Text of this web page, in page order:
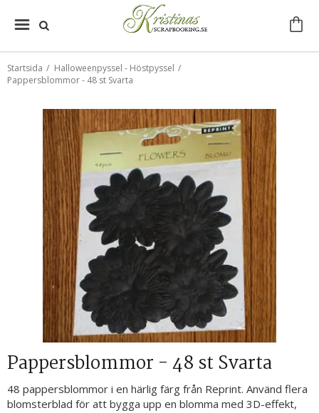
Startsida / Halloweenpyssel - Höstpyssel /
Pappersblommor - 48 st Svarta
Pappersblommor - 48 st Svarta
48 pappersblommor i en härlig färg från Reprint. Använd flera
blomsterblad för att bygga upp en blomma med 3D-effekt,